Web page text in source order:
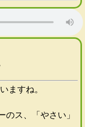
ますね。
ス、「やさい」